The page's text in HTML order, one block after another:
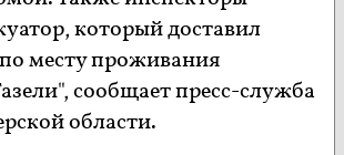
который доставил
месту проживания
сообщает пресс-служба
области.